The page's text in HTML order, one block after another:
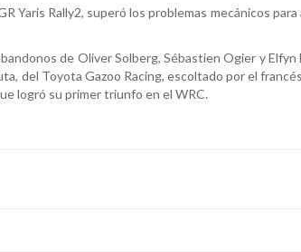
Yaris Rally2, superó los problemas mecánicos para
de Oliver Solberg, Sébastien Ogier y Elfyn
del Toyota Gazoo Racing, escoltado por el
logró su primer triunfo en el WRC.